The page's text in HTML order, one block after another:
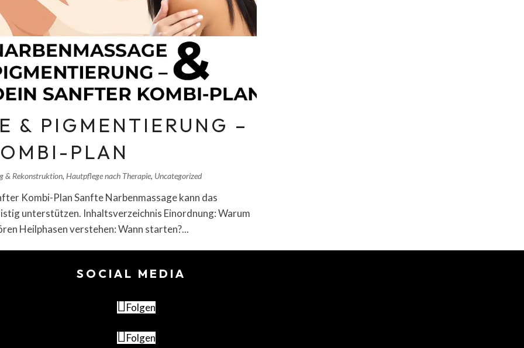
& PIGMENTIERUNG –
PLAN
& Rekonstruktion, Hautpflege nach Therapie, Uncategorized
Kombi-Plan Sanfte Narbenmassage kann das
unterstützen. Inhaltsverzeichnis Einordnung: Warum
Heilphasen verstehen: Wann starten?...
SOCIAL MEDIA
Folgen
Folgen